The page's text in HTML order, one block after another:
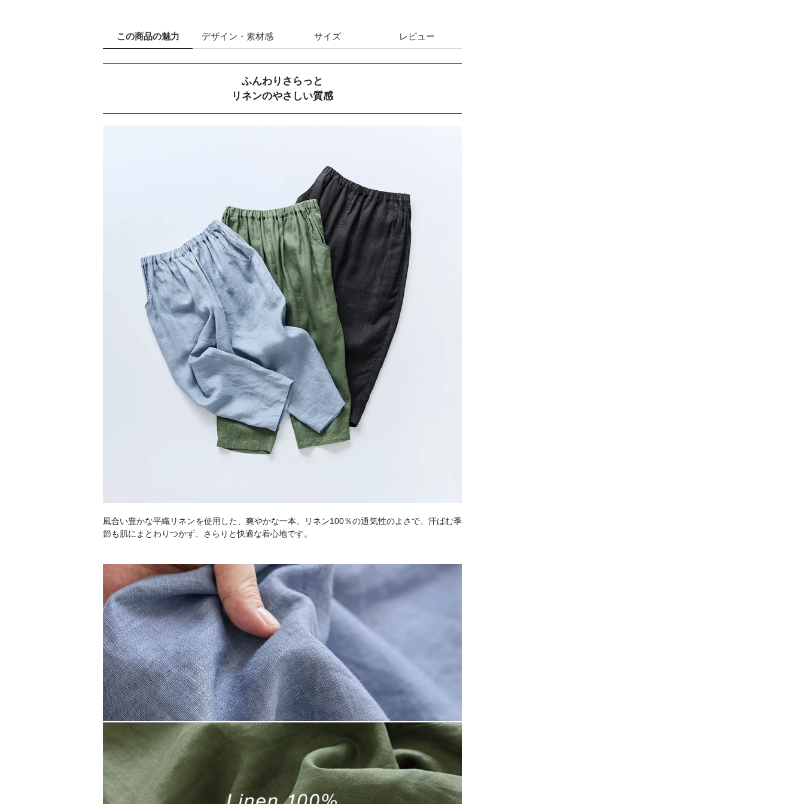
この商品の魅力 デザイン ・素材感 サイズ レビュー
ふんわりさらっと
リネンのやさしい質感
風合い豊かな平織リネンを使用した、爽やかな一本。リネン100％の通気性のよさで、汗ばむ季
節も肌にまとわりつかず、さらりと快適な着心地です。